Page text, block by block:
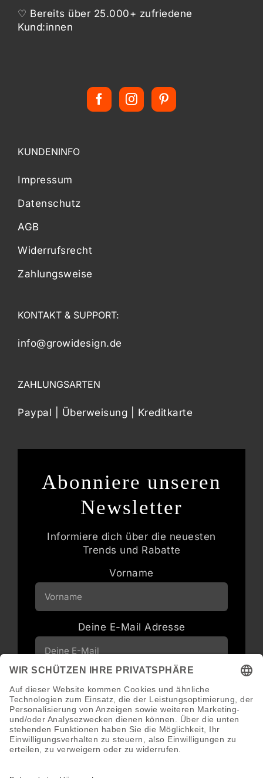
♡ Bereits über 25.000+ zufriedene
Kund:innen
KUNDENINFO
Impressum
Datenschutz
AGB
Widerrufsrecht
Zahlungsweise
KONTAKT & SUPPORT:
info@growidesign.de
ZAHLUNGSARTEN
Paypal | Überweisung | Kreditkarte
Abonniere unseren
Newsletter
Informiere dich über die neuesten
Trends und Rabatte
Vorname
Deine E-Mail Adresse
erhalten
Abonnieren
Abmeldung jederzeit möglich.